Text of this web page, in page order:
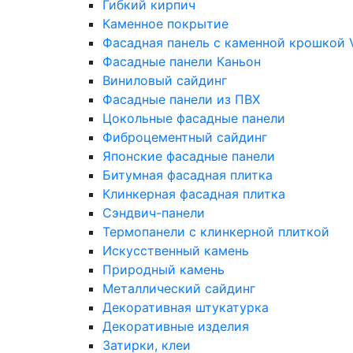
Гибкий кирпич
Каменное покрытие
Фасадная панель с каменной крошкой
Фасадные панели Каньон
Виниловый сайдинг
Фасадные панели из ПВХ
Цокольные фасадные панели
Фиброцементный сайдинг
Японские фасадные панели
Битумная фасадная плитка
Клинкерная фасадная плитка
Сэндвич-панели
Термопанели с клинкерной плиткой
Искусственный камень
Природный камень
Металлический сайдинг
Декоративная штукатурка
Декоративные изделия
Затирки, клеи